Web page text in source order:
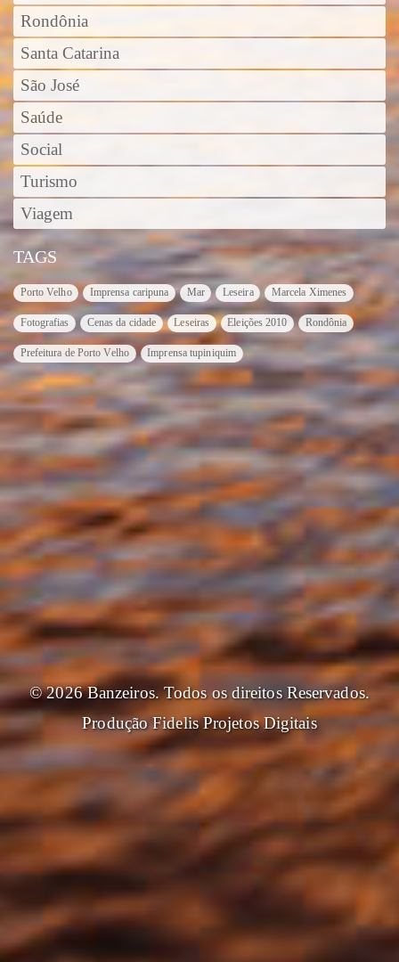
Rondônia
Santa Catarina
São José
Saúde
Social
Turismo
Viagem
TAGS
Porto Velho Imprensa caripuna Mar Leseira Marcela Ximenes
Fotografias Cenas da cidade Leseiras Eleições 2010 Rondônia
Prefeitura de Porto Velho Imprensa tupiniquim
© 2026 Banzeiros. Todos os direitos Reservados.
ProduçãoFidelis Projetos Digitais